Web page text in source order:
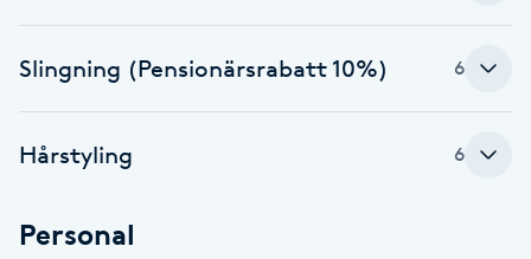
Coachning
Color correction
Cryoterapi
Damklippning
Slingning (Pensionärsrabatt 10%) 6
Hårstyling 6
Personal